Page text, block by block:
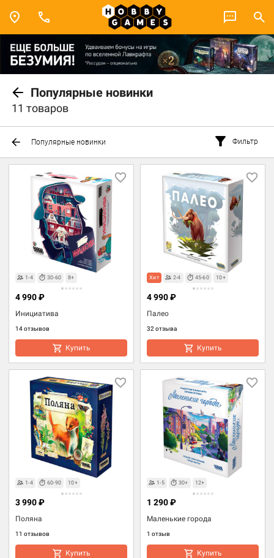
Популярные новинки
11 товаров
Популярные новинки Фильтр
1-4 30-60 8+
Инициатива
14 отзывов
4 990 ₽
Купить
Хит 2-4 45-60 10+
Палео
32 отзыва
4 990 ₽
Купить
1-4 60-90 10+
Поляна
11 отзывов
3 990 ₽
Купить
1-5 30+ 12+
Маленькие города
1 отзыв
1 290 ₽
Купить